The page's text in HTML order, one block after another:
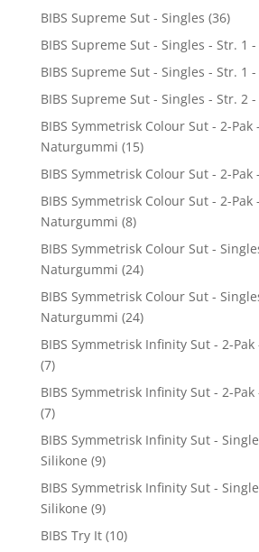
BIBS Supreme Sut - Singles (36)
BIBS Supreme Sut - Singles - Str. 1
BIBS Supreme Sut - Singles - Str. 1
BIBS Supreme Sut - Singles - Str. 2
BIBS Symmetrisk Colour Sut - 2-Pak
Naturgummi (15)
BIBS Symmetrisk Colour Sut - 2-Pak
BIBS Symmetrisk Colour Sut - 2-Pak
Naturgummi (8)
BIBS Symmetrisk Colour Sut -
Naturgummi (24)
BIBS Symmetrisk Colour Sut -
Naturgummi (24)
BIBS Symmetrisk Infinity Sut - 2-
(7)
BIBS Symmetrisk Infinity Sut - 2-
(7)
BIBS Symmetrisk Infinity Sut -
Silikone (9)
BIBS Symmetrisk Infinity Sut -
Silikone (9)
BIBS Try It (10)